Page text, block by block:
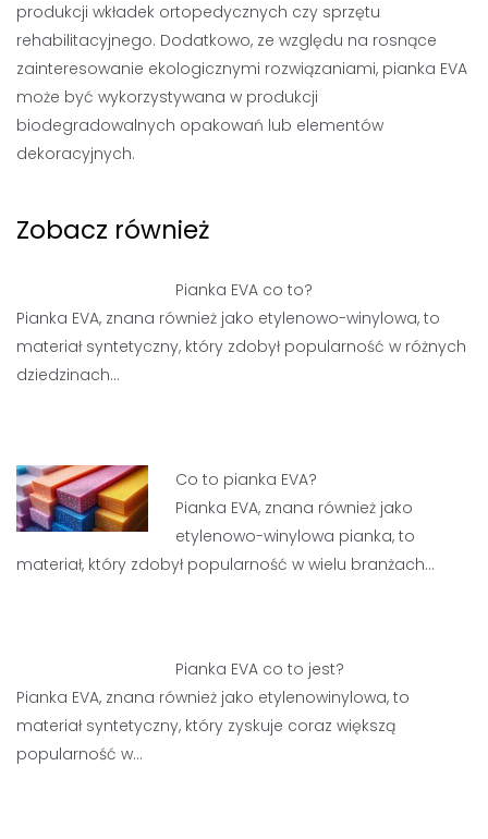
produkcji wkładek ortopedycznych czy sprzętu
rehabilitacyjnego. Dodatkowo, ze względu na rosnące
zainteresowanie ekologicznymi rozwiązaniami, pianka EVA
może być wykorzystywana w produkcji
biodegradowalnych opakowań lub elementów
dekoracyjnych.
Zobacz również
Pianka EVA co to?
Pianka EVA, znana również jako etylenowo-winylowa, to
materiał syntetyczny, który zdobył popularność w różnych
dziedzinach…
Co to pianka EVA?
Pianka EVA, znana również jako
etylenowo-winylowa pianka, to
materiał, który zdobył popularność w wielu branżach…
Pianka EVA co to jest?
Pianka EVA, znana również jako etylenowinylowa, to
materiał syntetyczny, który zyskuje coraz większą
popularność w…